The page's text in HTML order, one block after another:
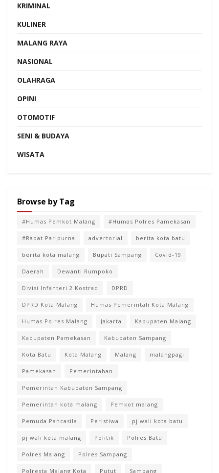
KRIMINAL
KULINER
MALANG RAYA
NASIONAL
OLAHRAGA
OPINI
OTOMOTIF
SENI & BUDAYA
WISATA
Browse by Tag
#Humas Pemkot Malang #Humas Polres Pamekasan
#Rapat Paripurna advertorial berita kota batu
berita kota malang Bupati Sampang Covid-19
Daerah Dewanti Rumpoko
Divisi Infanteri 2 Kostrad DPRD
DPRD Kota Malang Humas Pemerintah Kota Malang
Humas Polres Malang Jakarta Kabupaten Malang
Kabupaten Pamekasan Kabupaten Sampang
Kota Batu Kota Malang Malang malangpagi
Pamekasan Pemerintahan
Pemerintah Kabupaten Sampang
Pemerintah kota malang Pemkot malang
Pemuda Pancasila Peristiwa pj wali kota batu
pj wali kota malang Politik Polres Batu
Polres Malang Polres Sampang
Polresta Malang Kota Putut Sampang